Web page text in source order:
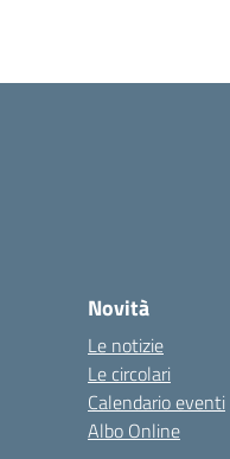
Novità
Le notizie
Le circolari
Calendario eventi
Albo Online